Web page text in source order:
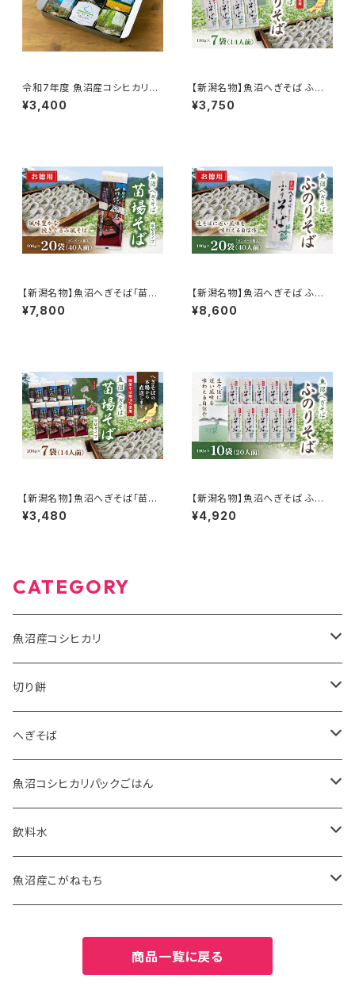
令和7年度 魚沼産コシヒカリの
パックごはん（特別栽培米）6個
セット レンチンごはん
¥3,400
【新潟名物】魚沼へぎそば ふの
りそば 180g×7袋 14人前 魚沼
産そば粉100％使用
¥3,750
【新潟名物】魚沼へぎそば「苗場
そば」平打ち 20袋入り 国産そ
ば粉100％使用 簡易包装
¥7,800
【新潟名物】魚沼へぎそば ふの
りそば 180g×20袋 40人前 魚
沼産そば粉100％使用
¥8,600
【新潟名物】魚沼へぎそば「苗場
そば」平打ち 7袋入り 国産そば
粉100％使用 化粧箱
¥3,480
【新潟名物】魚沼へぎそば ふの
りそば 180g×10袋 20人前 魚
沼産そば粉100％使用
¥4,920
CATEGORY
魚沼産コシヒカリ
有機米JAS
5kg
10kg
特別栽培米
2kg
5kg
切り餅
魚沼産こがねもち有機JAS認証米
魚沼産こがねもち特別栽培米
へぎそば
苗場そば
ふのりそば
魚沼コシヒカリパックごはん
有機JAS認証米
特別栽培米
飲料水
お水
魚沼産こがねもち
商品一覧に戻る